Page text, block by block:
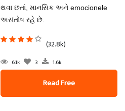
થવા છતાં, માનસિક અને emocionele
અસંતોષ રહે છે.
(32.8k)
6.1k 3 1.6k
Read Free